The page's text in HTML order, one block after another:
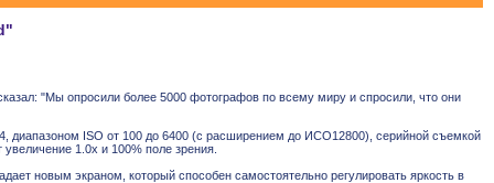
"Мы опросили более 5000 фотографов по всему миру и спросили, что они
диапазоном ISO от 100 до 6400 (с расширением до ИСО12800), серийной съемкой
1.0х и 100% поле зрения.
новым экраном, который способен самостоятельно регулировать яркость в